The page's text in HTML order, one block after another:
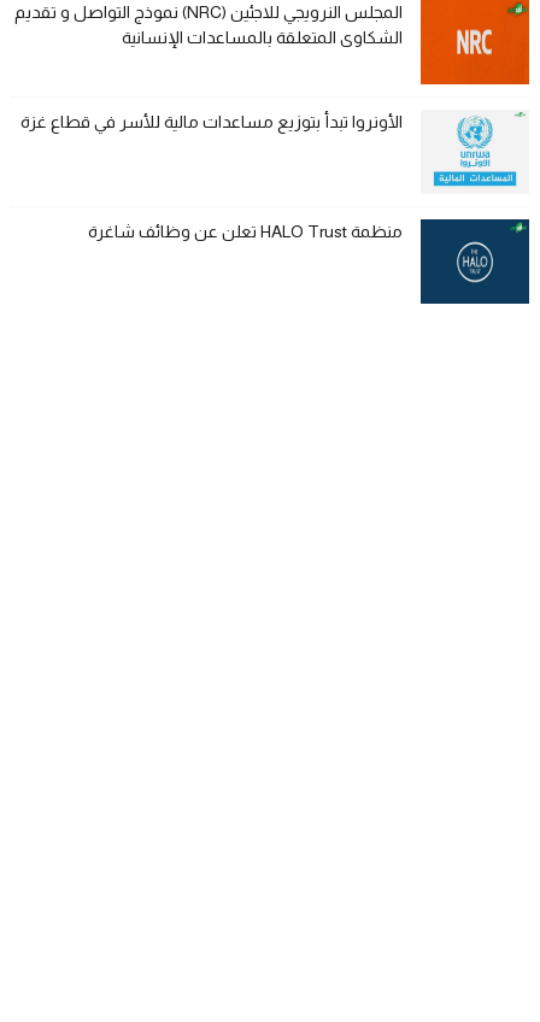
المجلس النرويجي للاجئين (NRC) نموذج التواصل و تقديم
الشكاوى المتعلقة بالمساعدات الإنسانية
الأونروا تبدأ بتوزيع مساعدات مالية للأسر في قطاع غزة
منظمة HALO Trust تعلن عن وظائف شاغرة